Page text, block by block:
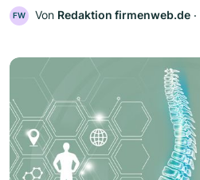
FW Von Redaktion firmenweb.de ‧